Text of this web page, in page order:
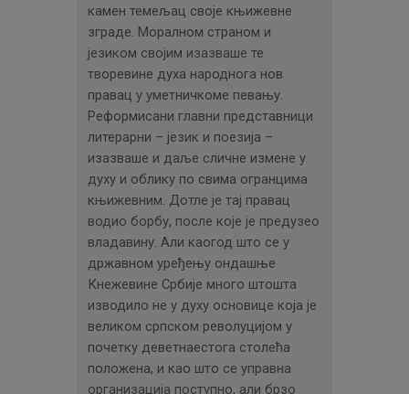
камен темељац своје књижевне
зграде. Моралном страном и
језиком својим изазваше те
творевине духа народнога нов
правац у уметничкоме певању.
Реформисани главни представници
литерарни – језик и поезија –
изазваше и даље сличне измене у
духу и облику по свима огранцима
књижевним. Дотле је тај правац
водио борбу, после које је предузео
владавину. Али каогод што се у
државном уређењу ондашње
Кнежевине Србије много штошта
изводило не у духу основице која је
великом српском револуцијом у
почетку деветнаестога столећа
положена, и као што се управна
организација поступно, али брзо